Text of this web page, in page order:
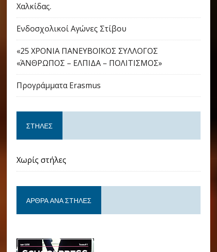
Χαλκίδας.
Ενδοσχολικοί Αγώνες Στίβου
«25 ΧΡΟΝΙΑ ΠΑΝΕΥΒΟΪΚΟΣ ΣΥΛΛΟΓΟΣ
«ΆΝΘΡΩΠΟΣ – ΕΛΠΙΔΑ – ΠΟΛΙΤΙΣΜΟΣ»
Προγράμματα Erasmus
ΣΤΉΛΕΣ
Χωρίς στήλες
ΆΡΘΡΑ ΑΝΆ ΣΤΉΛΕΣ